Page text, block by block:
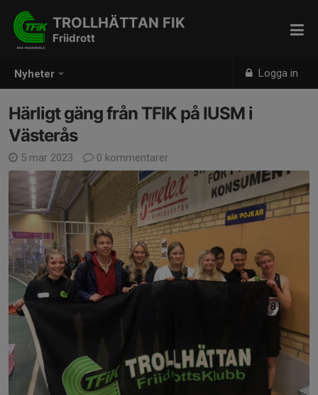
Nyheter Logga in
TROLLHÄTTAN FIK
Friidrott
Härligt gäng från TFIK på IUSM i
Västerås
5 mar 2023 0 kommentarer